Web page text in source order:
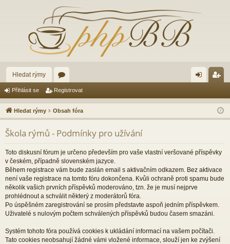
Hledat rýmy
ór
a lá
sit
ist
ro
t
Přihlásit se Registrovat
Hledat rýmy Obsah fóra
Škola rýmů - Podmínky pro užívání
Toto diskusní fórum je určeno především pro vaše vlastní veršované příspěvky
v českém, případně slovenském jazyce.
Během registrace vám bude zaslán email s aktivačním odkazem. Bez aktivace
není vaše registrace na tomto fóru dokončena. Kvůli ochraně proti spamu bude
několik vašich prvních příspěvků moderováno, tzn. že je musí nejprve
prohlédnout a schválit některý z moderátorů fóra.
Po úspěšném zaregistrování se prosím představte aspoň jedním příspěvkem.
Uživatelé s nulovým počtem schválených příspěvků budou časem smazáni.
Systém tohoto fóra používá cookies k ukládání informací na vašem počítači.
Tato cookies neobsahují žádné vámi vložené informace, slouží jen ke zvýšení